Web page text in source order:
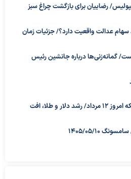
رضاییان برای بازگشت چراغ سبز
سود سهام عدالت واقعیت دارد؟/ جزئیات زمان
گمانه‌زنی‌ها درباره جانشین رئیس
قیمت دلار،قیمت طلا و سکه امروز ۱۲ مرداد/ رشد دلار و طلا، افت
1405/05/10